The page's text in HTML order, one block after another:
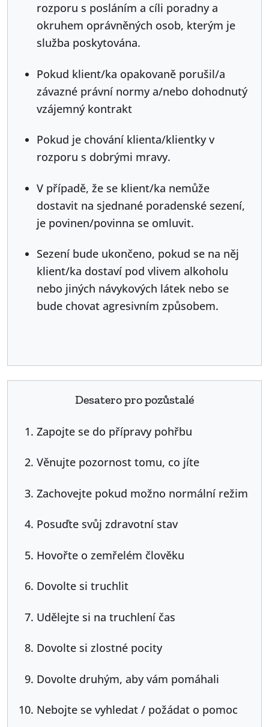
rozporu s posláním a cíli poradny a
okruhem oprávněných osob, kterým je
služba poskytována.
Pokud klient/ka opakovaně porušil/a
závazné právní normy a/nebo dohodnutý
vzájemný kontrakt
Pokud je chování klienta/klientky v
rozporu s dobrými mravy.
V případě, že se klient/ka nemůže
dostavit na sjednané poradenské sezení,
je povinen/povinna se omluvit.
Sezení bude ukončeno, pokud se na něj
klient/ka dostaví pod vlivem alkoholu
nebo jiných návykových látek nebo se
bude chovat agresivním způsobem.
Desatero pro pozůstalé
Zapojte se do přípravy pohřbu
Věnujte pozornost tomu, co jíte
Zachovejte pokud možno normální režim
Posuďte svůj zdravotní stav
Hovořte o zemřelém člověku
Dovolte si truchlit
Udělejte si na truchlení čas
Dovolte si zlostné pocity
Dovolte druhým, aby vám pomáhali
Nebojte se vyhledat / požádat o pomoc